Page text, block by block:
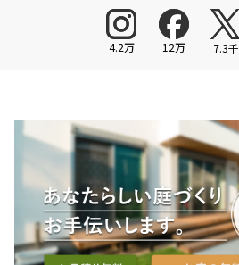
4.2万 12万 7.3千